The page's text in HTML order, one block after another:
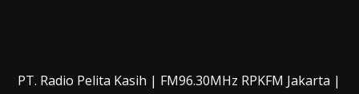
PT. Radio Pelita Kasih | FM96.30MHz RPKFM Jakarta |